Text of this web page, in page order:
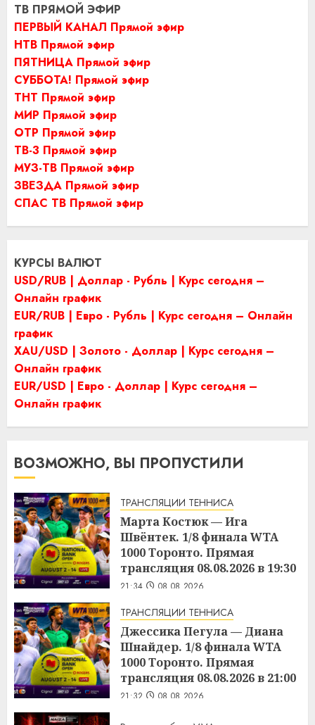
ТВ ПРЯМОЙ ЭФИР
ПЕРВЫЙ КАНАЛ Прямой эфир
НТВ Прямой эфир
ПЯТНИЦА Прямой эфир
СУББОТА! Прямой эфир
ТНТ Прямой эфир
МИР Прямой эфир
ОТР Прямой эфир
ТВ-3 Прямой эфир
МУЗ-ТВ Прямой эфир
ЗВЕЗДА Прямой эфир
СПАС ТВ Прямой эфир
КУРСЫ ВАЛЮТ
USD/RUB | Доллар - Рубль | Курс сегодня –
Онлайн график
EUR/RUB | Евро - Рубль | Курс сегодня – Онлайн
график
XAU/USD | Золото - Доллар | Курс сегодня –
Онлайн график
EUR/USD | Евро - Доллар | Курс сегодня –
Онлайн график
ВОЗМОЖНО, ВЫ ПРОПУСТИЛИ
ТРАНСЛЯЦИИ ТЕННИСА
Марта Костюк — Ига
Швёнтек. 1/8 финала WTA
1000 Торонто. Прямая
трансляция 08.08.2026 в 19:30
21:34 08.08.2026
ТРАНСЛЯЦИИ ТЕННИСА
Джессика Пегула — Диана
Шнайдер. 1/8 финала WTA
1000 Торонто. Прямая
трансляция 08.08.2026 в 21:00
21:32 08.08.2026